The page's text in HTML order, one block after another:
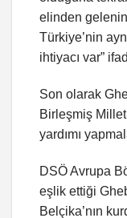
elinden
Türkiye’nin
ihtiyacı var”
Son olarak
Birleşmiş
yardımı
DSÖ Avrupa
eşlik ettiği
Belçika’nın